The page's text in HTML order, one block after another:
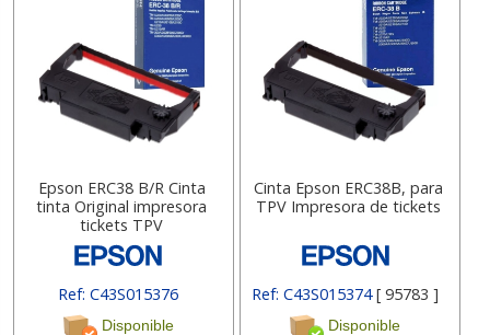
Epson ERC38 B/R Cinta
tinta Original impresora
tickets TPV
Ref: C43S015376
Disponible
Cinta Epson ERC38B, para
TPV Impresora de tickets
Ref: C43S015374[ 95783 ]
Disponible